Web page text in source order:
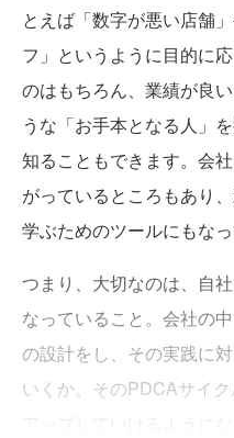
とえば「数字が悪い店舗
フ」というように目的に
のはもちろん、業績が良
うな「お手本となる人」
知ることもできます。会
がっているところもあり
学ぶためのツールにもなっ
つまり、大切なのは、自
なっていること。会社の
の設計をし、その実践に
いくか。そのPDCAサイ